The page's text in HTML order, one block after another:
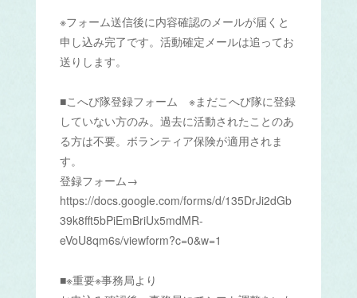
※フォーム送信後に内容確認のメールが届くと
申し込み完了です。活動確定メールは追ってお
送りします。
■こへび隊登録フォーム ※まだこへび隊に登録
していない方のみ。過去に活動されたことのあ
る方は不要。ボランティア保険が適用されま
す。
登録フォーム→
https://docs.google.com/forms/d/135DrJi2dGb
39k8fft5bPiEmBriUx5mdMR-
eVoU8qm6s/viewform?c=0&w=1
■※重要※事務局より